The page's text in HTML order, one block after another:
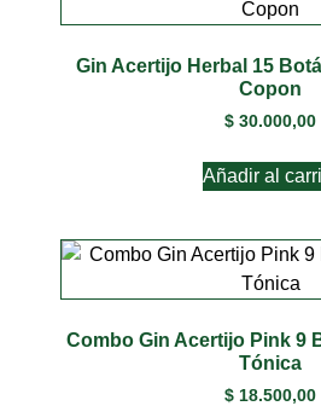
Gin Acertijo Herbal 15
Copon
$ 30.000,00
Añadir al
Combo Gin Acertijo Pink 9
Tónica
$ 18.500,00